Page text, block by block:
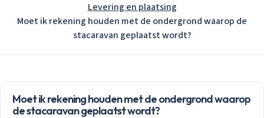
Levering en plaatsing
Moet ik rekening houden met de ondergrond waarop de
stacaravan geplaatst wordt?
Moet ik rekening houden met de ondergrond waarop
de stacaravan geplaatst wordt?